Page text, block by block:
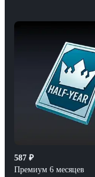
587 ₽
Премиум 6 месяцев